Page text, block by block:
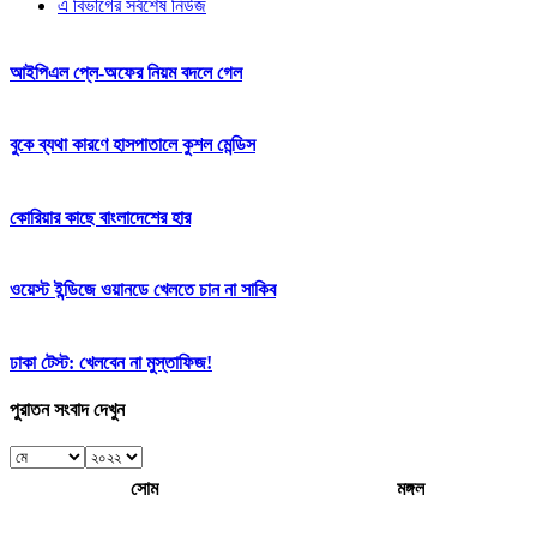
এ বিভাগের সর্বশেষ নিউজ
আইপিএল প্লে-অফের নিয়ম বদলে গেল
বুকে ব্যথা কারণে হাসপাতালে কুশল মেন্ডিস
কোরিয়ার কাছে বাংলাদেশের হার
ওয়েস্ট ইন্ডিজে ওয়ানডে খেলতে চান না সাকিব
ঢাকা টেস্ট: খেলবেন না মুস্তাফিজ!
পুরাতন সংবাদ দেখুন
সোম মঙ্গল